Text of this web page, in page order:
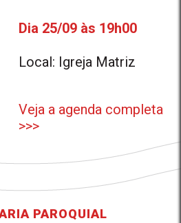
Dia 25/09 às 19h00
Local: Igreja Matriz
Veja a agenda completa
>>>
PAROQUIAL